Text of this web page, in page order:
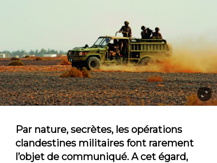
Par nature, secrètes, les opérations
clandestines militaires font rarement
l’objet de communiqué. A cet égard,